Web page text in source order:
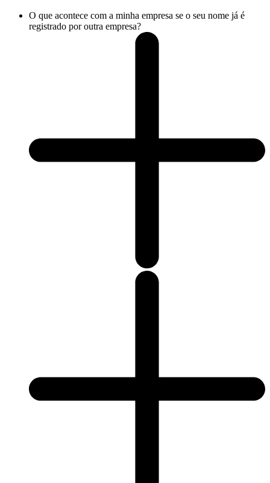
O que acontece com a minha empresa se o seu nome já é
registrado por outra empresa?